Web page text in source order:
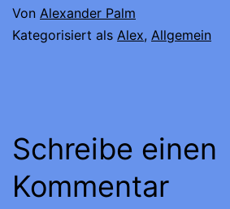
Von Alexander Palm
Kategorisiert als Alex, Allgemein
Schreibe einen
Kommentar